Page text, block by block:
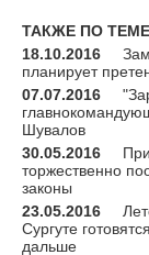
ТАКЖЕ ПО
18.10.2016
планирует
07.07.2016
Шувалов
30.05.2016
торжественно
законы
23.05.2016
Сургуте
дальше